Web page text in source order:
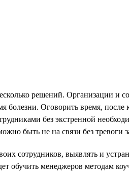
решений. Организации и
Оговорить время, после
без экстренной
быть не на связи без тревоги
сотрудников, выявлять и
обучить менеджеров методам